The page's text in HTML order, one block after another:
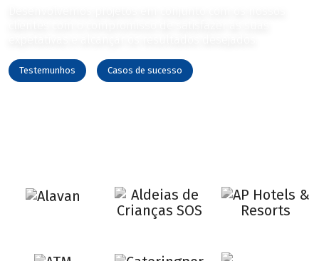
Testemunhos Casos de sucesso